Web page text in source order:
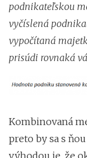
podnikateľskou
vyčíslená
vypočítaná
prisúdi rovnaká
Kombinovaná
preto by sa s